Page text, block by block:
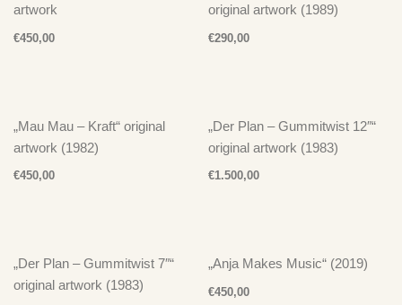
artwork
€450,00
original artwork (1989)
€290,00
„Mau Mau – Kraft“ original
artwork (1982)
€450,00
„Der Plan – Gummitwist 12″“
original artwork (1983)
€1.500,00
„Der Plan – Gummitwist 7″“
original artwork (1983)
„Anja Makes Music“ (2019)
€450,00